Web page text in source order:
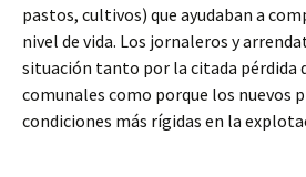
pastos, cultivos) que ayudaban a
nivel de vida. Los jornaleros y
situación tanto por la citada pérdida
comunales como porque los nuevos
condiciones más rígidas en la